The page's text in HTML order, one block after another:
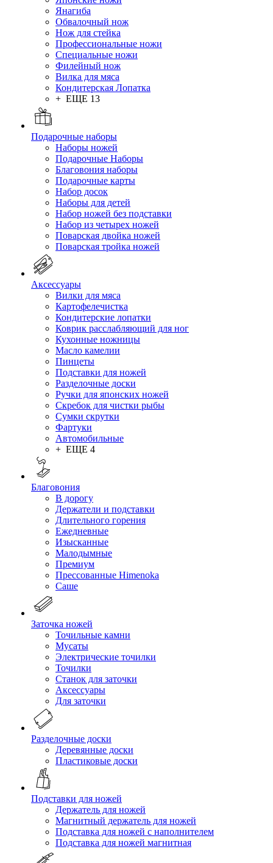
Янагиба
Обвалочный нож
Нож для стейка
Профессиональные ножи
Специальные ножи
Филейный нож
Вилка для мяса
Кондитерская Лопатка
+ ЕЩЕ 13
Подарочные наборы
Наборы ножей
Подарочные Наборы
Благовония наборы
Подарочные карты
Набор досок
Наборы для детей
Набор ножей без подставки
Набор из четырех ножей
Поварская двойка ножей
Поварская тройка ножей
Аксессуары
Вилки для мяса
Картофелечистка
Кондитерские лопатки
Коврик расслабляющий для ног
Кухонные ножницы
Масло камелии
Пинцеты
Подставки для ножей
Разделочные доски
Ручки для японских ножей
Скребок для чистки рыбы
Сумки скрутки
Фартуки
Автомобильные
+ ЕЩЕ 4
Благовония
В дорогу
Держатели и подставки
Длительного горения
Ежедневные
Изысканные
Малодымные
Премиум
Прессованные Himenoka
Саше
Заточка ножей
Точильные камни
Мусаты
Электрические точилки
Точилки
Станок для заточки
Аксессуары
Для заточки
Разделочные доски
Деревянные доски
Пластиковые доски
Подставки для ножей
Держатель для ножей
Магнитный держатель для ножей
Подставка для ножей с наполнителем
Подставка для ножей магнитная